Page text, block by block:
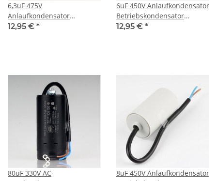
6,3uF 475V
Anlaufkondensator
Betriebskondensator
12,95 € *
6uF 450V Anlaufkondensator
Betriebskondensator
Motorkondensator mit Kabel
12,95 € *
80uF 330V AC
8uF 450V Anlaufkondensator